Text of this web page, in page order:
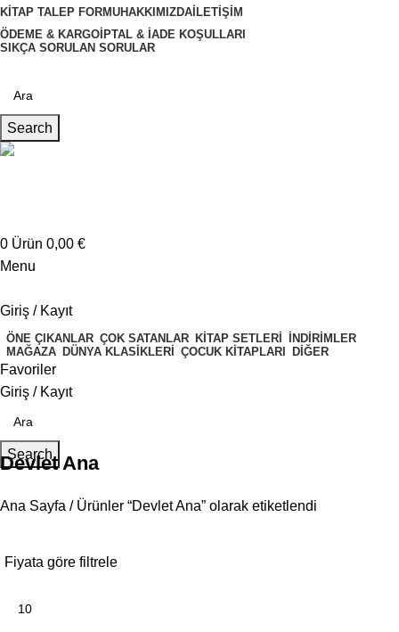
KITAP TALEP FORMUHAKKIMIZDA İLETIŞIM
ÖDEME & KARGO İPTAL & İADE KOŞULLARI
SIKÇA SORULAN SORULAR
Search
0 Ürün 0,00 €
Menu
Giriş / Kayıt
ÖNE ÇIKANLAR ÇOK SATANLAR KITAP SETLERI İNDIRIMLER
MAĞAZA DÜNYA KLASIKLERI ÇOCUK KITAPLARI DIĞER
Favoriler
Giriş / Kayıt
Search
Devlet Ana
Ana Sayfa Ürünler “Devlet Ana” olarak etiketlendi
Fiyata göre filtrele